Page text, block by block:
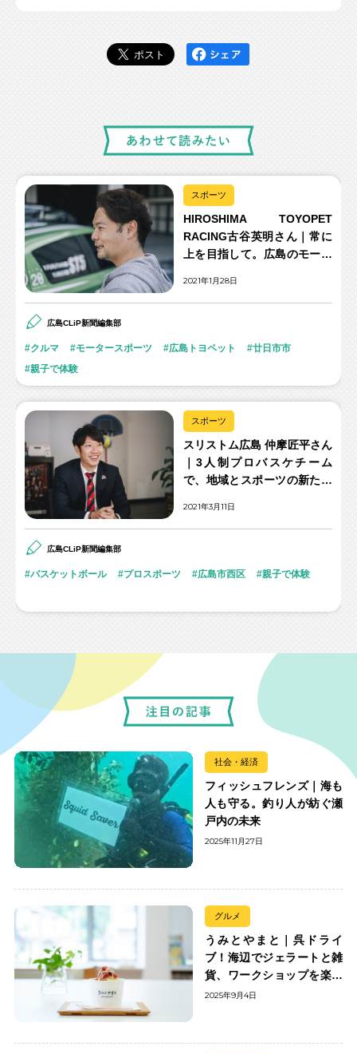
スポーツ
HIROSHIMA TOYOPET
RACING古谷英明さん｜常に
上を目指して。広島のモータ
2021年1月28日
広島CLiP新聞編集部
クルマ モータースポーツ 広島トヨペット
廿日市市
親子で体験
スポーツ
スリストム広島 仲摩匠平さん
｜3人制プロバスケチーム
で、地域とスポーツの新たな
2021年3月11日
広島CLiP新聞編集部
バスケットボール プロスポーツ 広島市西区 親子で体験
社会・経済
フィッシュフレンズ｜海も
人も守る。釣り人が紡ぐ瀬
戸内の未来
2025年11月27日
グルメ
うみとやまと｜呉ドライ
ブ！海辺でジェラートと雑
貨、ワークショップを楽し
む
2025年9月4日